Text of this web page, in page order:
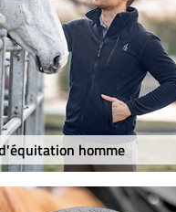
homme